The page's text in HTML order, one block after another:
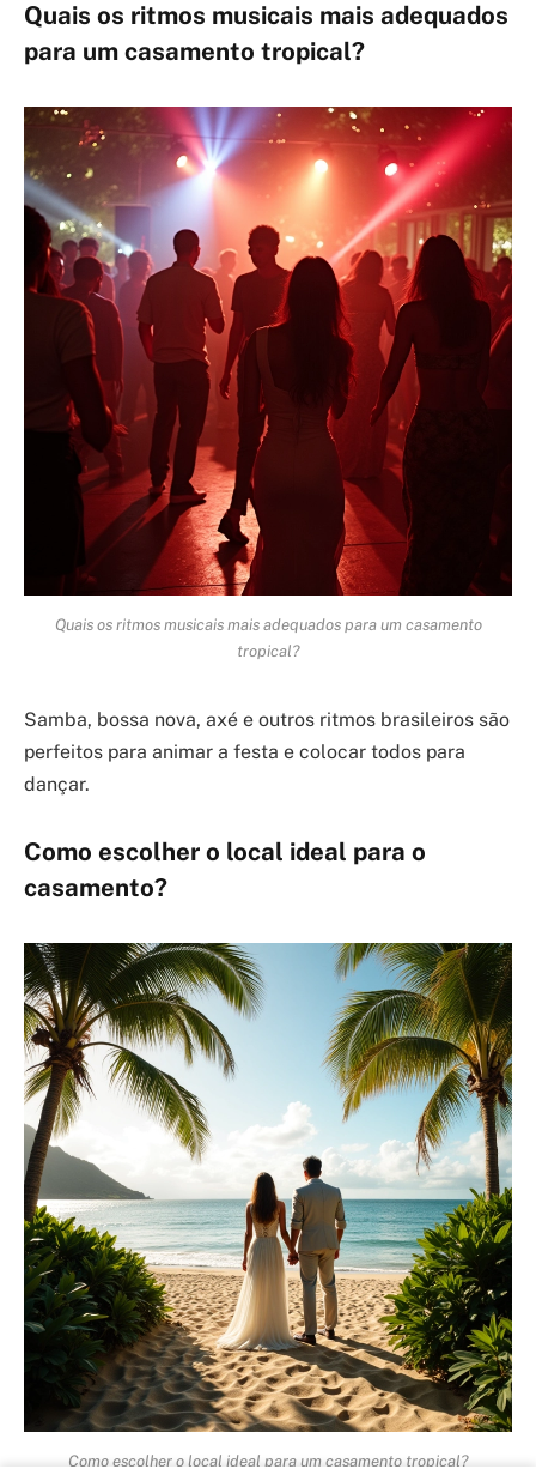
Quais os ritmos musicais mais adequados
para um casamento tropical?
Quais os ritmos musicais mais adequados para um casamento
tropical?
Samba, bossa nova, axé e outros ritmos brasileiros são
perfeitos para animar a festa e colocar todos para
dançar.
Como escolher o local ideal para o
casamento?
Como escolher o local ideal para um casamento tropical?